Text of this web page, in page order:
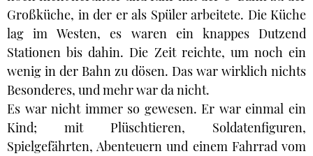
Großküche, in der er als Spüler arbeitete. Die Küche
lag im Westen, es waren ein knappes Dutzend
Stationen bis dahin. Die Zeit reichte, um noch ein
wenig in der Bahn zu dösen. Das war wirklich nichts
Besonderes, und mehr war da nicht.
Es war nicht immer so gewesen. Er war einmal ein
Kind; mit Plüschtieren, Soldatenfiguren,
Spielgefährten, Abenteuern und einem Fahrrad vom